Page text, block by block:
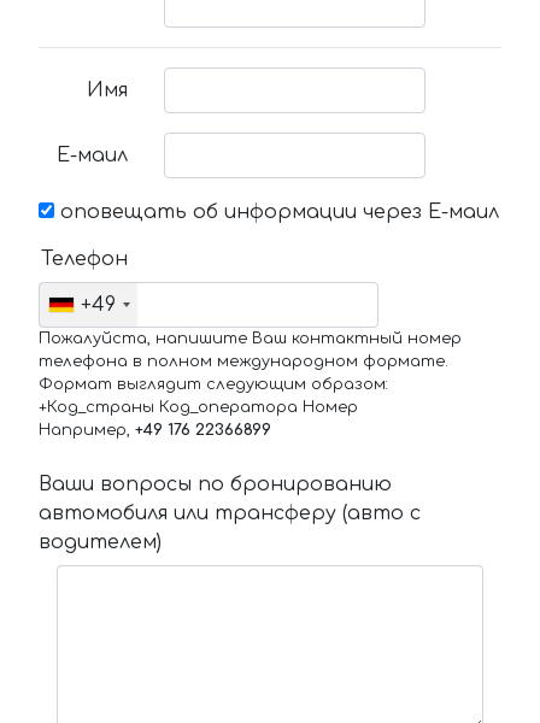
Имя
Е-маил
оповещать об информации через Е-маил
Телефон
+49
Пожалуйста, напишите Ваш контактный номер
телефона в полном международном формате.
Формат выглядит следующим образом:
+Код_страны Код_оператора Номер
Например, +49 176 22366899
Ваши вопросы по бронированию
автомобиля или трансферу (авто с
водителем)